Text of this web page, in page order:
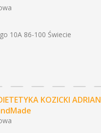
10A 86-100 Świecie
KOZICKI ADRIAN